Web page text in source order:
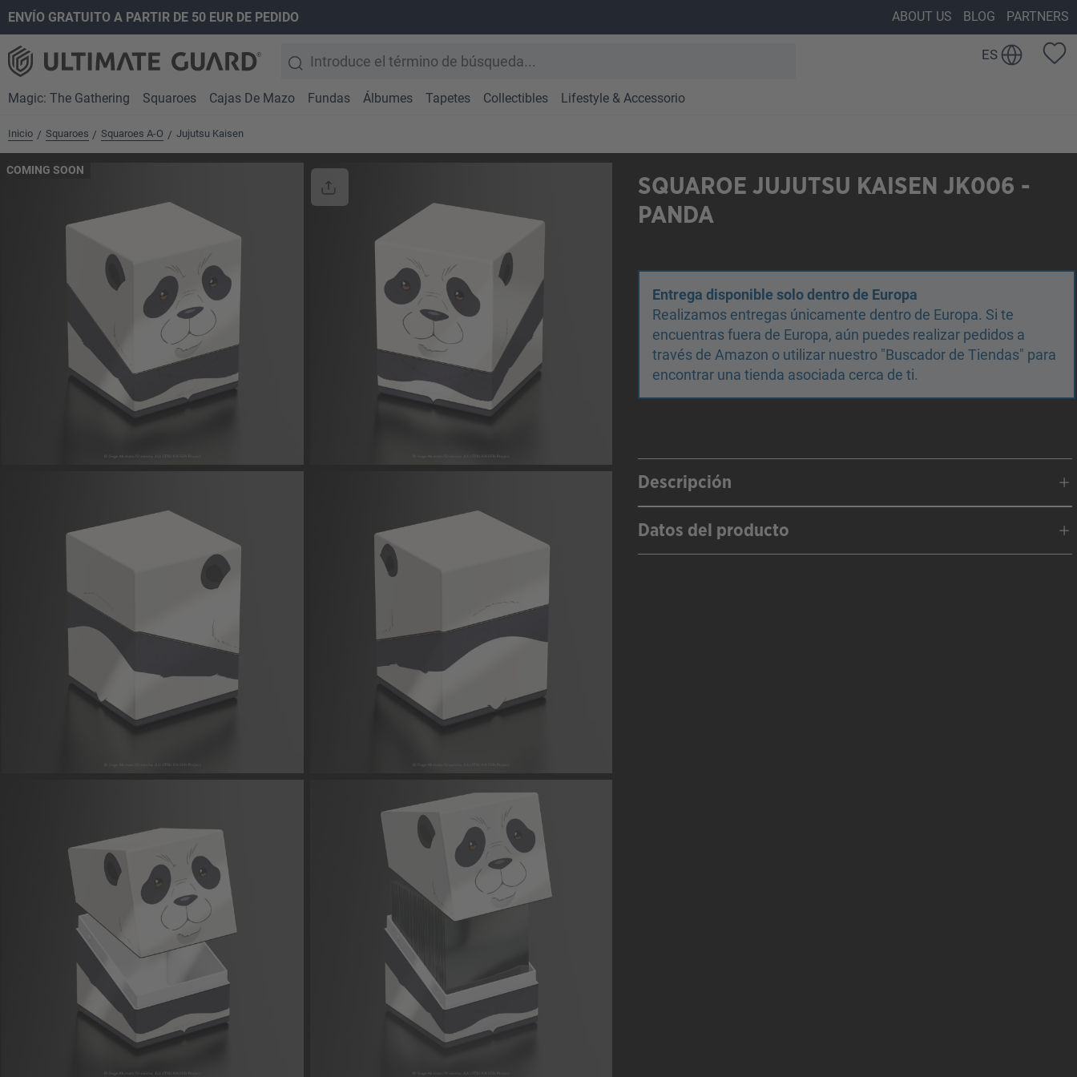
Saltar a la navegación principal
ENVÍO GRATUITO A PARTIR DE 50 EUR DE PEDIDO ABOUT US BLOG PARTNERS
ES
Magic: The Gathering Squaroes Cajas De Mazo Fundas Álbumes Tapetes Collectibles Lifestyle & Accessorio
Inicio / Squaroes / Squaroes A-O / Jujutsu Kaisen
COMING SOON
SQUAROE JUJUTSU KAISEN JK006 -
PANDA
Entrega disponible solo dentro de Europa
Realizamos entregas únicamente dentro de Europa. Si te
encuentras fuera de Europa, aún puedes realizar pedidos a
través de Amazon o utilizar nuestro "Buscador de Tiendas" para
encontrar una tienda asociada cerca de ti.
Descripción
Datos del producto